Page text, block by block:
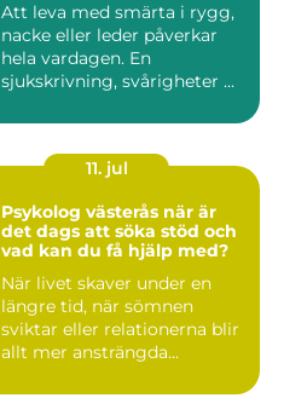
Att leva med smärta i rygg,
nacke eller leder påverkar
hela vardagen. En
sjukskrivning, svårigheter ...
11. jul
Psykolog västerås när är
det dags att söka stöd och
vad kan du få hjälp med?
När livet skaver under en
längre tid, när sömnen
sviktar eller relationerna blir
allt mer ansträngda...